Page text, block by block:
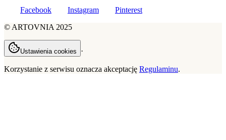
Facebook Instagram
Pinterest
© ARTOVNIA 2025
Ustawienia cookies ·
Korzystanie z serwisu oznacza akceptację Regulaminu.